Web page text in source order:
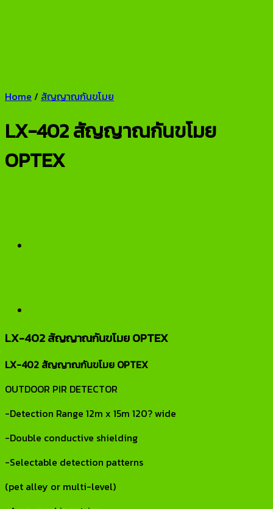
Home / สัญญาณกันขโมย
LX-402 สัญญาณกันขโมย
OPTEX
LX-402 สัญญาณกันขโมย OPTEX
LX-402 สัญญาณกันขโมย OPTEX
OUTDOOR PIR DETECTOR
-Detection Range 12m x 15m 120? wide
-Double conductive shielding
-Selectable detection patterns
(pet alley or multi-level)